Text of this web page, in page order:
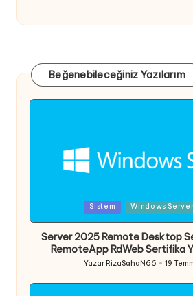
Beğenebileceğiniz Yazılarım
in
Sistem Windows
Server 2025 Remote Desktop
RemoteApp RdWeb Sertifika
Posted
Yazar RizaSahaN66 19